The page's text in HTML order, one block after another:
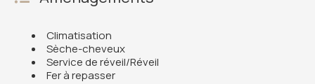
Climatisation
Sèche-cheveux
Service de réveil/Réveil
Fer à repasser